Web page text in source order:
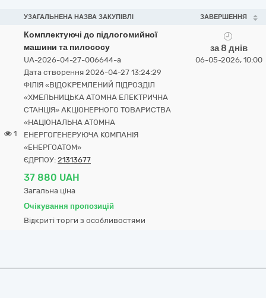
УЗАГАЛЬНЕНА НАЗВА ЗАКУПІВЛІ ЗАВЕРШЕННЯ
1
Комплектуючі до підлогомийної
машини та пилососу
UA-2026-04-27-006644-a
Дата створення 2026-04-27 13:24:29
ФІЛІЯ «ВІДОКРЕМЛЕНИЙ ПІДРОЗДІЛ
«ХМЕЛЬНИЦЬКА АТОМНА ЕЛЕКТРИЧНА
СТАНЦІЯ» АКЦІОНЕРНОГО ТОВАРИСТВА
«НАЦІОНАЛЬНА АТОМНА
ЕНЕРГОГЕНЕРУЮЧА КОМПАНІЯ
«ЕНЕРГОАТОМ»
ЄДРПОУ: 21313677
37 880 UAH
Загальна ціна
Очікування пропозицій
Відкриті торги з особливостями
за 8 днів
06-05-2026, 10:00